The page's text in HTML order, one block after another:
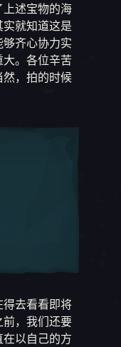
述宝物的海
就知道这是
齐心协力实
。各位辛苦
，拍的时候
去看看即将
，我们还要
以自己的方